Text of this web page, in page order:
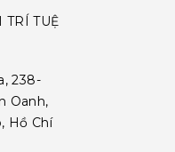
TRÍ TUỆ
238-
Oanh,
Hồ Chí